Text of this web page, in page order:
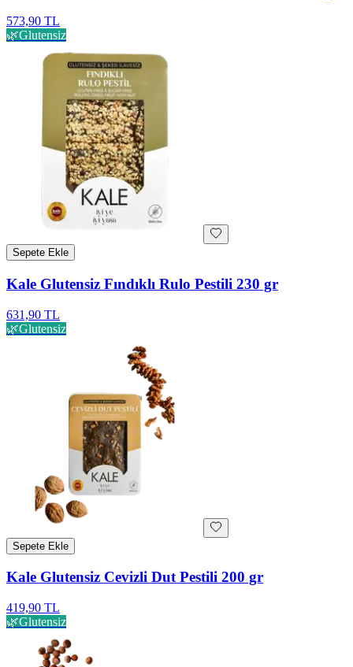
573,90 TL
🌿Glutensiz
Sepete Ekle
Kale Glutensiz Fındıklı Rulo Pestili 230 gr
631,90 TL
🌿Glutensiz
Sepete Ekle
Kale Glutensiz Cevizli Dut Pestili 200 gr
419,90 TL
🌿Glutensiz